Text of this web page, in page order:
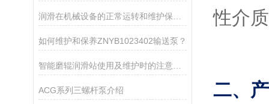
如何维护和保养ZNYB1023402输送泵？
智能磨辊润滑站使用及维护时的注意事项介绍
ACG系列三螺杆泵介绍
性介
二、